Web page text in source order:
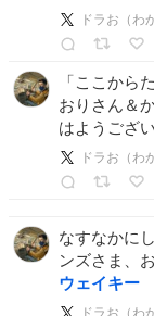
ドラお（わ
「ここから
おりさん＆
はようござ
ドラお（わ
なすなかに
ンズさま、
ウェイキー
ドラお（わ